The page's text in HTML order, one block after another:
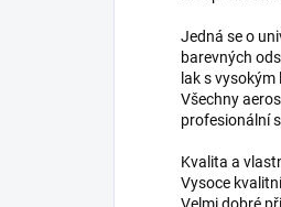
Jedná se o
barevných
lak s vysokým
Všechny
profesionální
Kvalita a
Vysoce